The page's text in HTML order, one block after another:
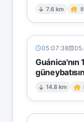
7.6 km II
05:07:38
Guánica'nın
14.8 km